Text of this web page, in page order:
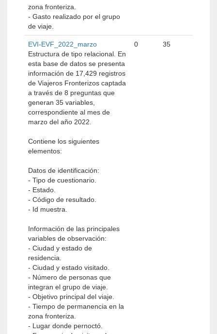
zona fronteriza.
- Gasto realizado por el grupo
de viaje.
EVI-EVF_2022_marzo
Estructura de tipo relacional. En
esta base de datos se presenta
información de 17,429 registros
de Viajeros Fronterizos captada
a través de 8 preguntas que
generan 35 variables,
correspondiente al mes de
marzo del año 2022.
Contiene los siguientes
elementos:
Datos de identificación:
- Tipo de cuestionario.
- Estado.
- Código de resultado.
- Id muestra.
Información de las principales
variables de observación:
- Ciudad y estado de
residencia.
- Ciudad y estado visitado.
- Número de personas que
integran el grupo de viaje.
- Objetivo principal del viaje.
- Tiempo de permanencia en la
zona fronteriza.
- Lugar donde pernoctó.
0 35